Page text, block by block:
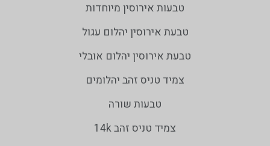
טבעות אירוסין מיוחדות
טבעת אירוסין יהלום עגול
טבעת אירוסין יהלום אובלי
צמיד טניס זהב יהלומים
טבעות שורה
צמיד טניס זהב 14k